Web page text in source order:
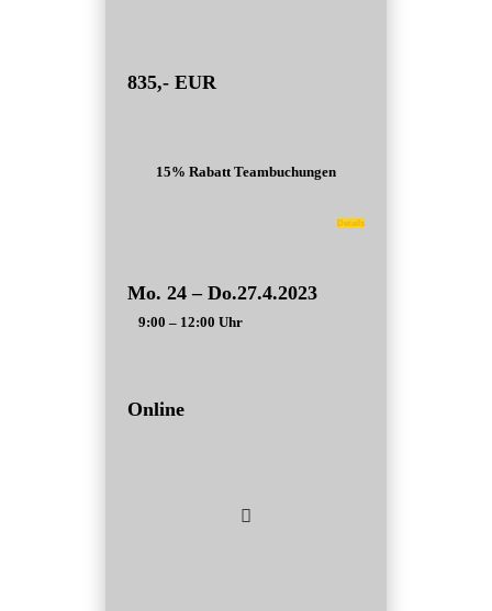
835,- EUR
15% Rabatt Teambuchungen
Details
Mo. 24 – Do.27.4.2023
9:00 – 12:00 Uhr
Online